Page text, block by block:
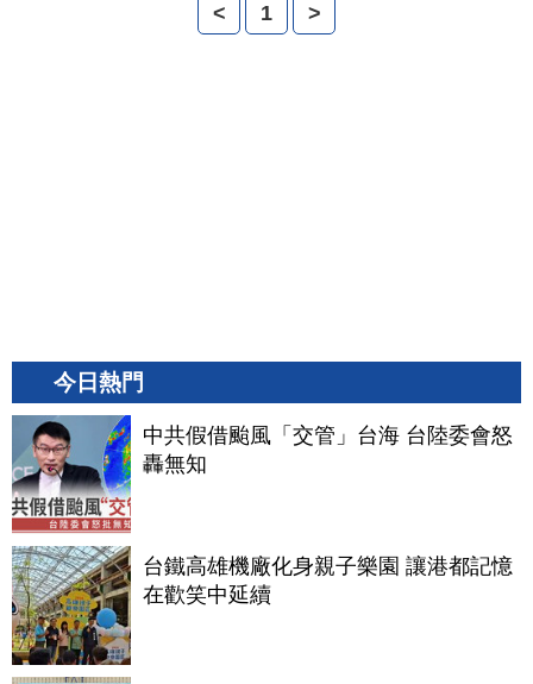
< 1 >
今日熱門
中共假借颱風「交管」台海 台陸委會怒
轟無知
台鐵高雄機廠化身親子樂園 讓港都記憶
在歡笑中延續